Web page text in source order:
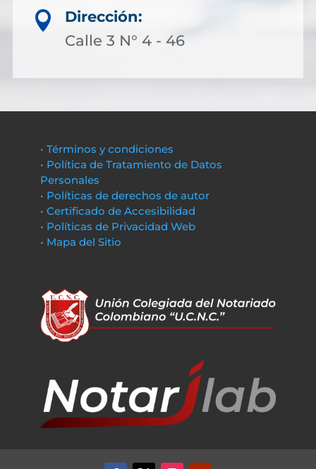

Dirección:
Calle 3 N° 4 - 46
• Términos y condiciones
• Política de Tratamiento de Datos
Personales
• Políticas de derechos de autor
• Certificado de Accesibilidad
• Políticas de Privacidad Web
• Mapa del Sitio